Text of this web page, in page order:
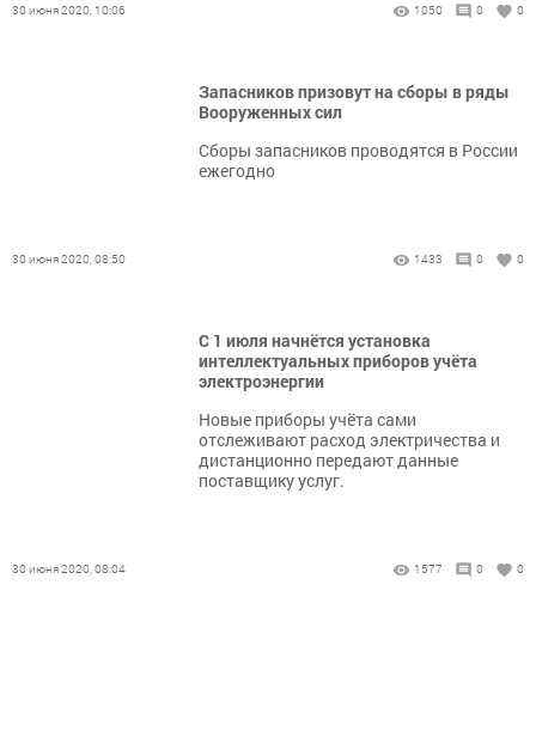
30 июня 2020, 10:06 1050 0 0
Запасников призовут на сборы в ряды
Вооруженных сил
Сборы запасников проводятся в России
ежегодно
30 июня 2020, 08:50 1433 0 0
С 1 июля начнётся установка
интеллектуальных приборов учёта
электроэнергии
Новые приборы учёта сами
отслеживают расход электричества и
дистанционно передают данные
поставщику услуг.
30 июня 2020, 08:04 1577 0 0